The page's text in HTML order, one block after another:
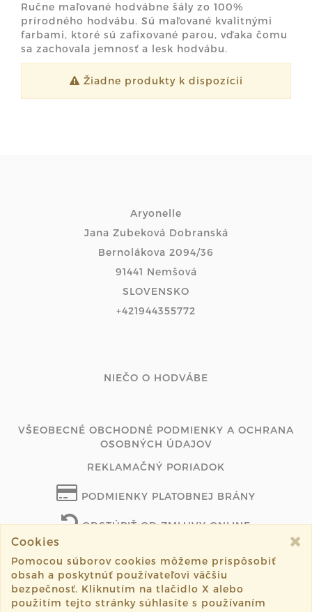
Ručne maľované hodvábne šály zo 100%
prírodného hodvábu. Sú maľované kvalitnými
farbami, ktoré sú zafixované parou, vďaka čomu
sa zachovala jemnosť a lesk hodvábu.
Žiadne produkty k dispozícii
Aryonelle
Jana Zubeková Dobranská
Bernolákova 2094/36
91441 Nemšová
SLOVENSKO
+421944355772
NIEČO O HODVÁBE
VŠEOBECNÉ OBCHODNÉ PODMIENKY A OCHRANA
OSOBNÝCH ÚDAJOV
REKLAMAČNÝ PORIADOK
PODMIENKY PLATOBNEJ BRÁNY
ODSTÚPIŤ OD ZMLUVY ONLINE
©2026 aryonelle.sk všetky práva vyhradené.
Vytvorené systémomsashe.sk
Cookies
Pomocou súborov cookies môžeme prispôsobiť
obsah a poskytnúť používateľovi väčšiu
bezpečnosť. Kliknutím na tlačidlo X alebo
použitím tejto stránky súhlasíte s používaním